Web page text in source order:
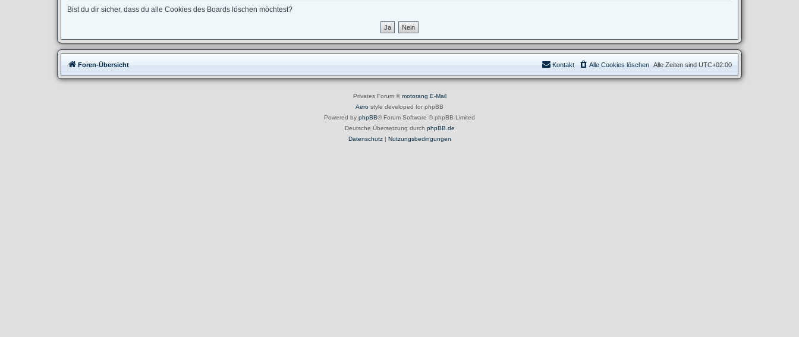
Bist du dir sicher, dass du alle Cookies des Boards löschen möchtest?
Foren-Übersicht Alle Zeiten sind UTC+02:00
Alle Cookies löschen
Kontakt
Privates Forum ©motorang E-Mail
Aero style developed for phpBB
Powered by phpBB® Forum Software © phpBB Limited
Deutsche Übersetzung durch phpBB.de
Datenschutz| Nutzungsbedingungen